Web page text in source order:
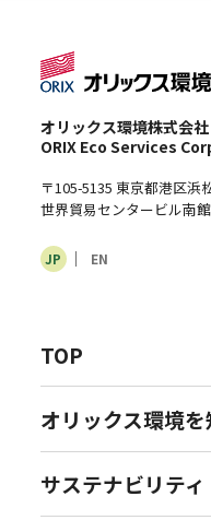
オリックス環境株式会社
ORIX Eco Services
〒105-5135 東京都港区浜
世界貿易センタービル南館
JP EN
TOP
オリックス環境を
サステナビリティ